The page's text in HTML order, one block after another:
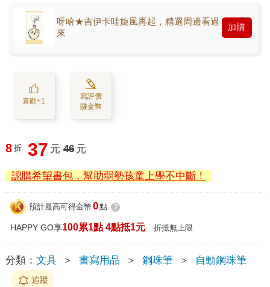
呀哈★吉伊卡哇旋風再起，精選周邊看過
來
加購
喜歡+1
寫評價
賺金幣
8 折 37 元 46 元
認購希望書包，幫助弱勢孩童上學不中斷！
預計最高可得金幣 0點 ?
HAPPY GO享100累1點 4點抵1元 折抵無上限
分類： 文具 ＞ 書寫用品 ＞ 鋼珠筆 ＞ 自動鋼珠筆
追蹤